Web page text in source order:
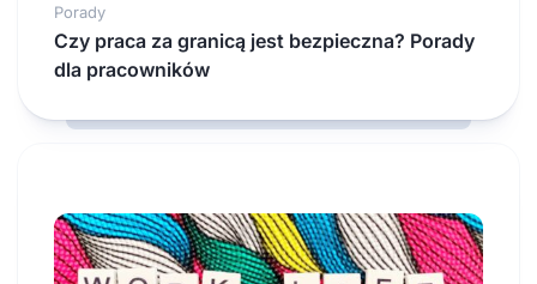
Porady
Czy praca za granicą jest bezpieczna? Porady
dla pracowników